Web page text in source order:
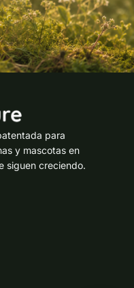
para
y mascotas en
siguen creciendo.